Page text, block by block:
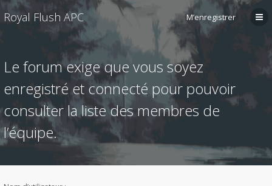
Royal Flush APC M’enregistrer
Le forum exige que vous soyez
enregistré et connecté pour pouvoir
consulter la liste des membres de
l’équipe.